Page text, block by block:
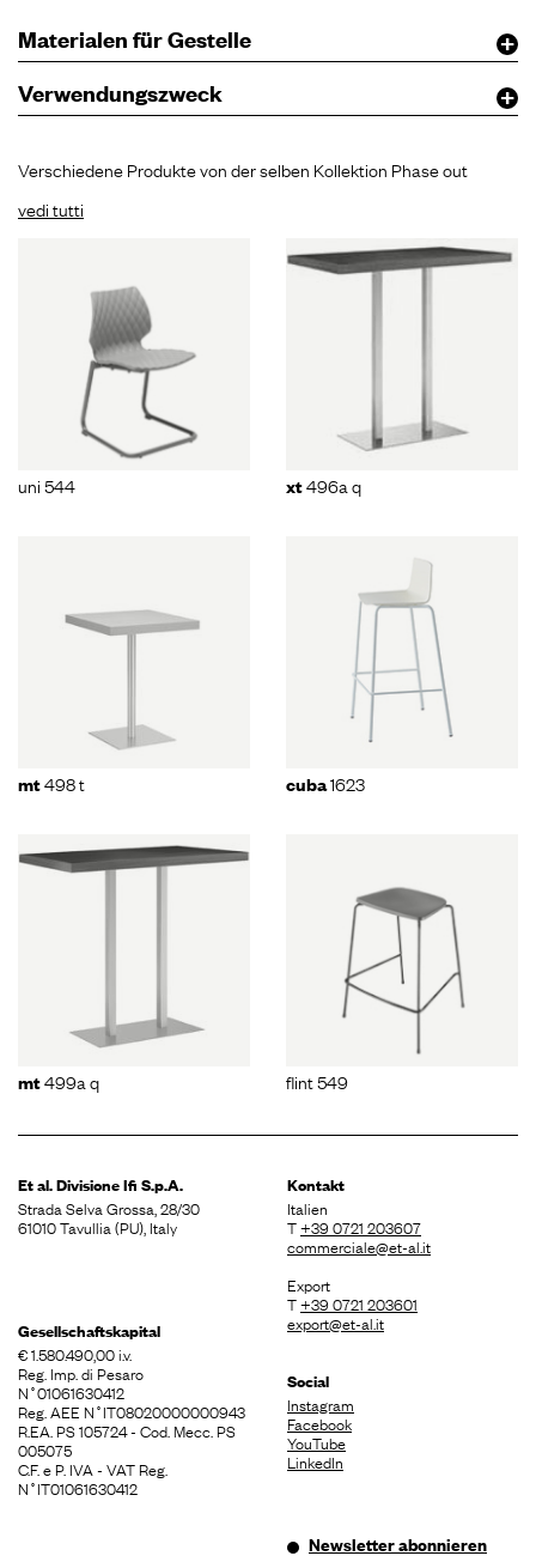
Materialen für Gestelle
Verwendungszweck
Verschiedene Produkte von der selben Kollektion Phase out
vedi tutti
uni 544 xt496a q
mt498 t cuba1623
mt499a q flint 549
Et al. DivisioneIfi S.p.A.
Strada Selva Grossa, 28/30
61010 Tavullia (PU), Italy
Gesellschaftskapital
€ 1.580.490,00 i.v.
Reg. Imp. di Pesaro
N˚01061630412
Reg. AEE N˚IT08020000000943
R.EA. PS 105724 - Cod. Mecc. PS
005075
C.F. e P. IVA - VAT Reg.
N˚IT01061630412
Kontakt
Italien
T+39 0721 203607
commerciale@et-al.it
Export
T+39 0721 203601
export@et-al.it
Social
Instagram
Facebook
YouTube
LinkedIn
Newsletter abonnieren